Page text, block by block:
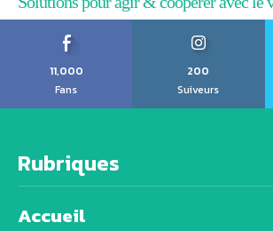
11,000
Fans
200
Suiveurs
Rubriques
Accueil